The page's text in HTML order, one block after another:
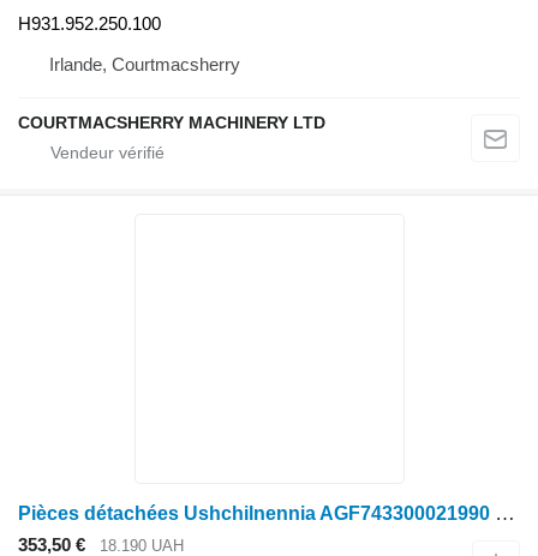
H931.952.250.100
Irlande, Courtmacsherry
COURTMACSHERRY MACHINERY LTD
Pièces détachées Ushchilnennia AGF743300021990 pour tracteur à roues Fendt
353,50 € 18.190 UAH